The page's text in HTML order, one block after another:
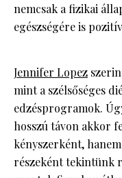
nemcsak a fizikai
egészségére is
Jennifer Lopez
mint a szélsőséges
edzésprogramok.
hosszú távon akkor
kényszerként,
részeként tekintünk